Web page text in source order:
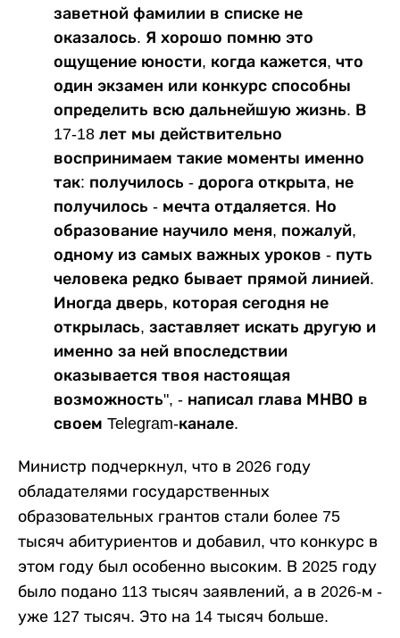
заветной фамилии в списке не
оказалось. Я хорошо помню это
ощущение юности, когда кажется, что
один экзамен или конкурс способны
определить всю дальнейшую жизнь. В
17-18 лет мы действительно
воспринимаем такие моменты именно
так: получилось - дорога открыта, не
получилось - мечта отдаляется. Но
образование научило меня, пожалуй,
одному из самых важных уроков - путь
человека редко бывает прямой линией.
Иногда дверь, которая сегодня не
открылась, заставляет искать другую и
именно за ней впоследствии
оказывается твоя настоящая
возможность", - написал глава МНВО в
своем Telegram-канале.
Министр подчеркнул, что в 2026 году
обладателями государственных
образовательных грантов стали более 75
тысяч абитуриентов и добавил, что конкурс в
этом году был особенно высоким. В 2025 году
было подано 113 тысяч заявлений, а в 2026-м -
уже 127 тысяч. Это на 14 тысяч больше.